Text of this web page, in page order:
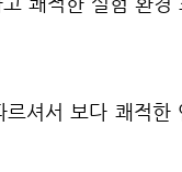
셔서 보다 쾌적한